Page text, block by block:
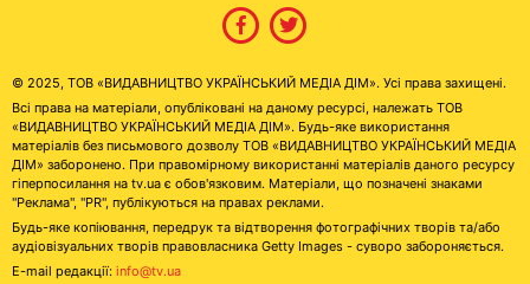
© 2025, ТОВ «ВИДАВНИЦТВО УКРАЇНСЬКИЙ МЕДІА ДІМ». Усі права захищені.
Всі права на матеріали, опубліковані на даному ресурсі, належать ТОВ
«ВИДАВНИЦТВО УКРАЇНСЬКИЙ МЕДІА ДІМ». Будь-яке використання
матеріалів без письмового дозволу ТОВ «ВИДАВНИЦТВО УКРАЇНСЬКИЙ МЕДІА
ДІМ» заборонено. При правомірному використанні матеріалів даного ресурсу
гіперпосилання на tv.ua є обов'язковим. Матеріали, що позначені знаками
"Реклама", "PR", публікуються на правах реклами.
Будь-яке копіювання, передрук та відтворення фотографічних творів та/або
аудіовізуальних творів правовласника Getty Images - суворо забороняється.
E-mail редакції: info@tv.ua